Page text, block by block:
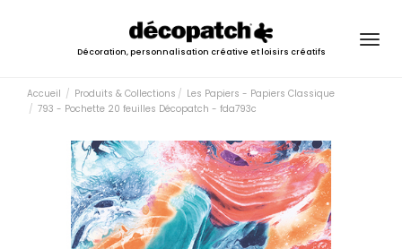
Décoration, personnalisation créative et loisirs créatifs
Accueil Produits & Collections
Les Papiers - Papiers Classique
793 - Pochette 20 feuilles Décopatch - fda793c